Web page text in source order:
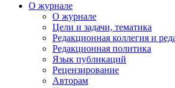
О журнале
О журнале
Цели и задачи, тематика
Редакционная коллегия и
Редакционная политика
Язык публикаций
Рецензирование
Авторам